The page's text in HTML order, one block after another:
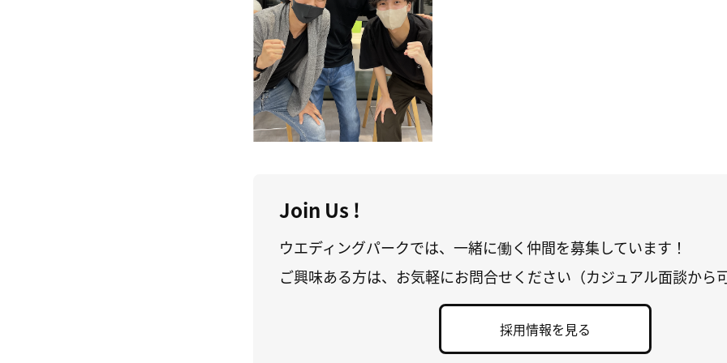
Join Us !
ウエディングパークでは、一緒に働く仲間を募集しています！
ご興味ある方は、お気軽にお問合せください（カジュアル面談から
採用情報を見る